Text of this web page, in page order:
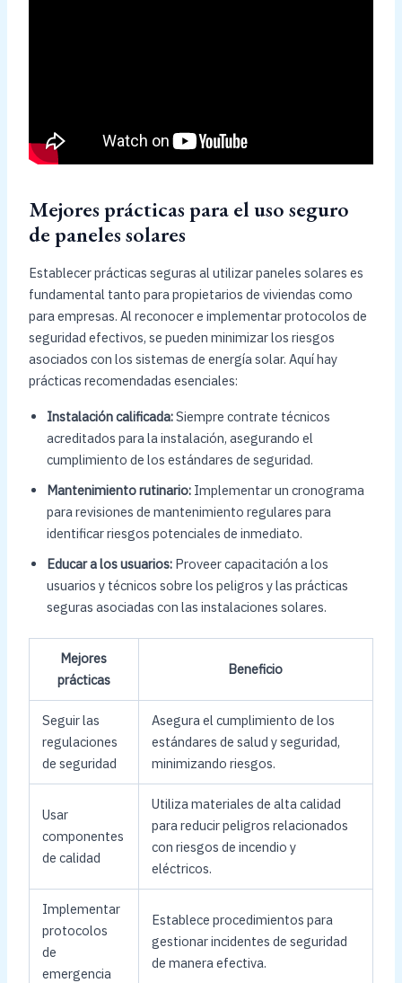
Mejores prácticas para el uso seguro
de paneles solares
Establecer prácticas seguras al utilizar paneles solares es
fundamental tanto para propietarios de viviendas como
para empresas. Al reconocer e implementar protocolos de
seguridad efectivos, se pueden minimizar los riesgos
asociados con los sistemas de energía solar. Aquí hay
prácticas recomendadas esenciales:
Instalación calificada:Siempre contrate técnicos
acreditados para la instalación, asegurando el
cumplimiento de los estándares de seguridad.
Mantenimiento rutinario:Implementar un cronograma
para revisiones de mantenimiento regulares para
identificar riesgos potenciales de inmediato.
Educar a los usuarios:Proveer capacitación a los
usuarios y técnicos sobre los peligros y las prácticas
seguras asociadas con las instalaciones solares.
Mejores
prácticas
Beneficio
Seguir las
regulaciones
de seguridad
Asegura el cumplimiento de los
estándares de salud y seguridad,
minimizando riesgos.
Usar
componentes
de calidad
Utiliza materiales de alta calidad
para reducir peligros relacionados
con riesgos de incendio y
eléctricos.
Implementar
protocolos
de
emergencia
Establece procedimientos para
gestionar incidentes de seguridad
de manera efectiva.